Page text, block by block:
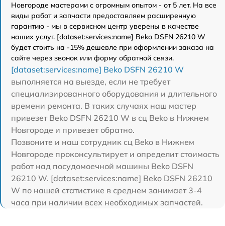
Новгороде мастерами с огромным опытом - от 5 лет. На все
виды работ и запчасти предоставляем расширенную
гарантию - мы в сервисном центр уверены в качестве
наших услуг. [dataset:services:name] Beko DSFN 26210 W
будет стоить на -15% дешевле при оформлении заказа на
сайте через звонок или форму обратной связи.
[dataset:services:name] Beko DSFN 26210 W
выполняется на выезде, если не требует
специализированного оборудования и длительного
времени ремонта. В таких случаях наш мастер
привезет Beko DSFN 26210 W в сц Beko в Нижнем
Новгороде и привезет обратно.
Позвоните и наш сотрудник сц Beko в Нижнем
Новгороде проконсультирует и определит стоимость
работ над посудомоечной машины Beko DSFN
26210 W. [dataset:services:name] Beko DSFN 26210
W по нашей статистике в среднем занимает 3-4
часа при наличии всех необходимых запчастей.